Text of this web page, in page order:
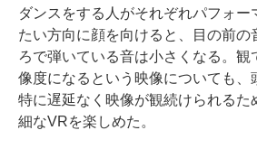
ダンスをする人がそれぞれパフォー
たい方向に顔を向けると、目の前の
ろで弾いている音は小さくなる。観
像度になるという映像についても、
特に遅延なく映像が観続けられるた
細なVRを楽しめた。